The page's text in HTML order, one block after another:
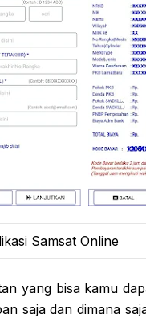
Samsat Online
yang bisa kamu
saja dan dimana